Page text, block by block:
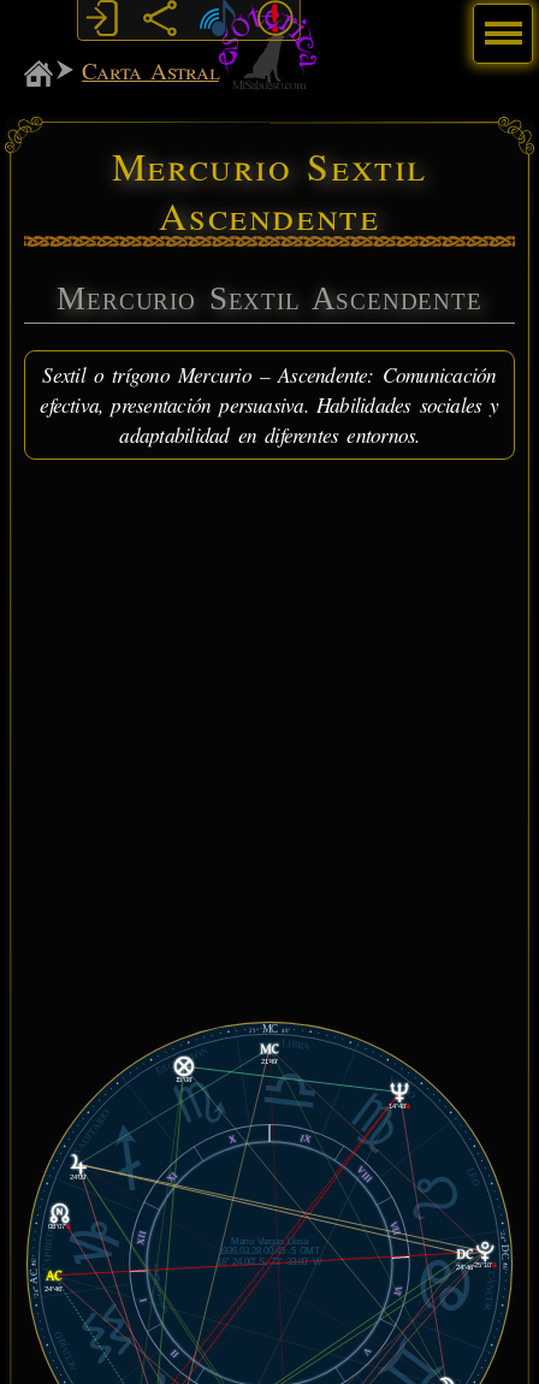
MiSabueso
Carta Astral
Mercurio Sextil
Ascendente
Mercurio Sextil Ascendente
Sextil o trígono Mercurio – Ascendente: Comunicación
efectiva, presentación persuasiva. Habilidades sociales y
adaptabilidad en diferentes entornos.
© MiSabueso.com
24°
AC
46'
24°
DC
46'
21°MC49'
CÁNCER
LEO
VIRGO
LIBRA
ESCORPIÓN
SAGITARIO
CAPRICORNIO
ACUARIO
X
XI
XII
I
II V
VI
VII
VIII
IX
24°09'
14°48'℞
25°10'℞
24°46'
24°46'
21°49'
08°07'℞
15°08'
Mario Vargas Llosa
1936.03.28 00:45 -5 GMT
16° 24.00' S, 71° 33.00' W
Menú